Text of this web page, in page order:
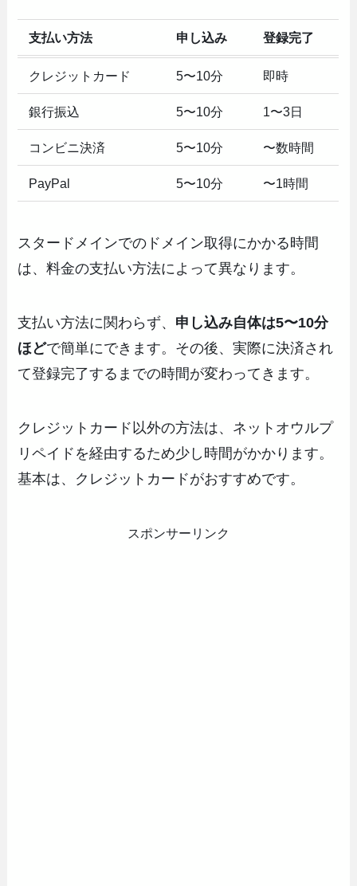
支払い方法 申し込み 登録完了
クレジットカード 5〜10分 即時
銀行振込 5〜10分 1〜3日
コンビニ決済 5〜10分 〜数時間
PayPal 5〜10分 〜1時間
スタードメインでのドメイン取得にかかる時間
は、料金の支払い方法によって異なります。
支払い方法に関わらず、 申し込み自体は5〜10分
ほどで簡単にできます。その後、実際に決済され
て登録完了するまでの時間が変わってきます。
クレジットカード以外の方法は、ネットオウルプ
リペイドを経由するため少し時間がかかります。
基本は、クレジットカードがおすすめです。
スポンサーリンク